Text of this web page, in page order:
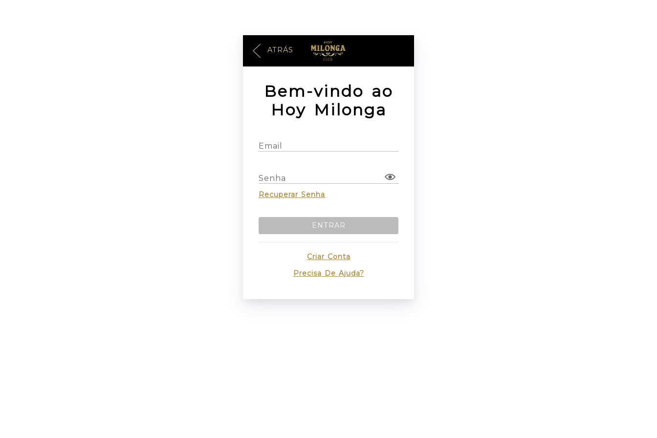
ATRÁS
Bem-vindo ao
Hoy Milonga
Email
Senha
Recuperar Senha
ENTRAR
Criar Conta
Precisa De Ajuda?